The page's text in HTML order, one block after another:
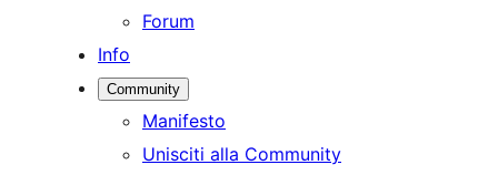
Forum
Info
Community
Manifesto
Unisciti alla Community